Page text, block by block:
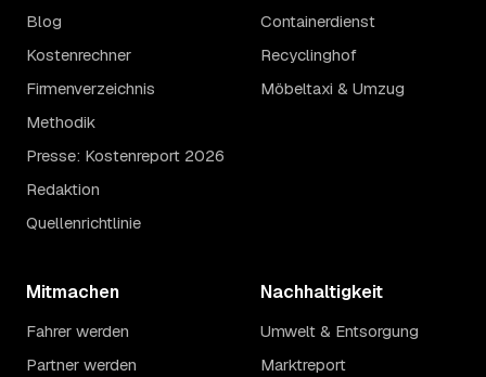
Blog
Kostenrechner
Firmenverzeichnis
Methodik
Presse: Kostenreport 2026
Redaktion
Quellenrichtlinie
Containerdienst
Recyclinghof
Möbeltaxi & Umzug
Mitmachen
Fahrer werden
Partner werden
Nachhaltigkeit
Umwelt & Entsorgung
Marktreport